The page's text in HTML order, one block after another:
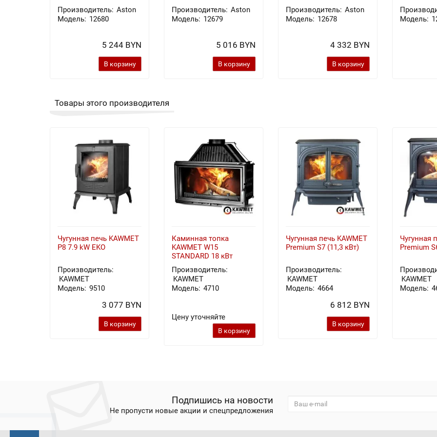
Производитель: Aston
Модель: 12680
5 244 BYN
В корзину
Производитель: Aston
Модель: 12679
5 016 BYN
В корзину
Производитель: Aston
Модель: 12678
4 332 BYN
В корзину
Модель:
Товары этого производителя
Чугунная печь KAWMET
P8 7.9 kW EKO
Производитель:
KAWMET
Модель: 9510
3 077 BYN
В корзину
Каминная топка
KAWMET W15
STANDARD 18 кВт
Производитель:
KAWMET
Модель: 4710
Цену уточняйте
В корзину
Чугунная печь KAWMET
Premium S7 (11,3 кВт)
Производитель:
KAWMET
Модель: 4664
6 812 BYN
В корзину
Чугунная
Premium
KAWMET
Модель:
Подпишись на новости
Не пропусти новые акции и спецпредложения